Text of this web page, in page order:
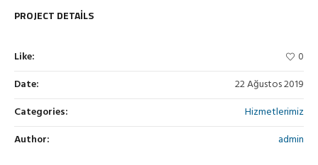
PROJECT DETAILS
Like: 0
Date:
22 Ağustos 2019
Categories:
Hizmetlerimiz
Author:
admin